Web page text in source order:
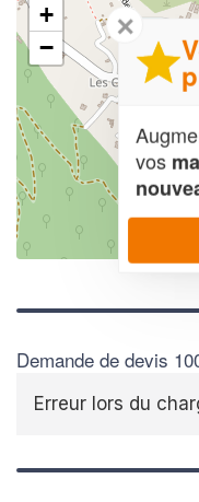
+
−
|
Demande de devis
Erreur lors du
✕
vos